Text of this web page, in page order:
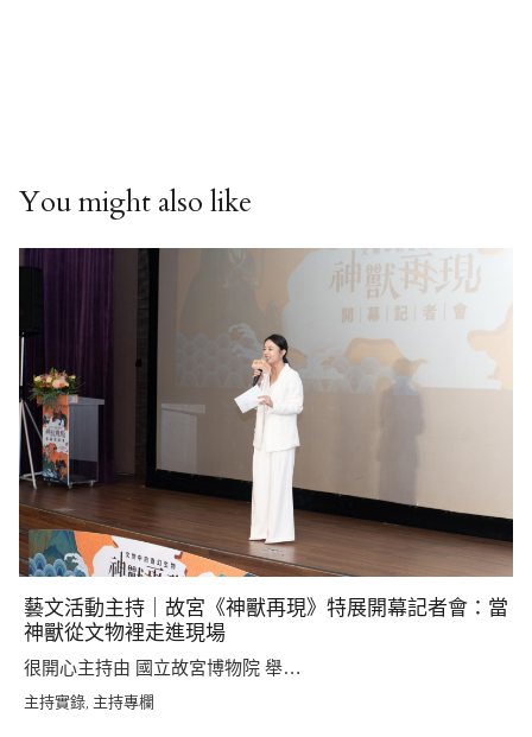
You might also like
藝文活動主持｜故宮《神獸再現》特展開幕記者會：當
神獸從文物裡走進現場
很開心主持由 國立故宮博物院 舉…
主持實錄 主持專欄